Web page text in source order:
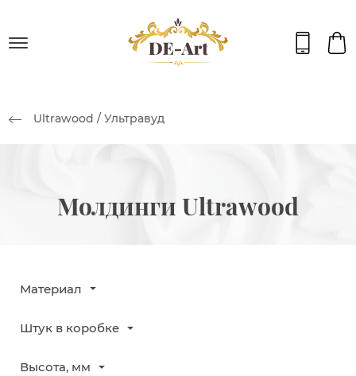
Ultrawood / Ультравуд
Молдинги Ultrawood
Материал
Штук в коробке
Высота, мм